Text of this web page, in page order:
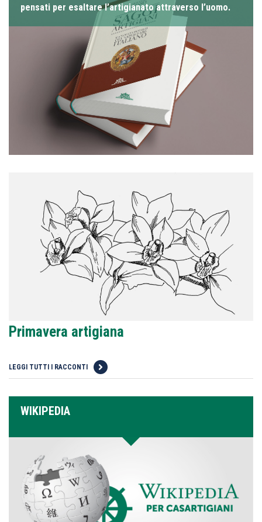
pensati per esaltare l’artigianato attraverso l’uomo.
Primavera artigiana
LEGGI TUTTI I RACCONTI
WIKIPEDIA